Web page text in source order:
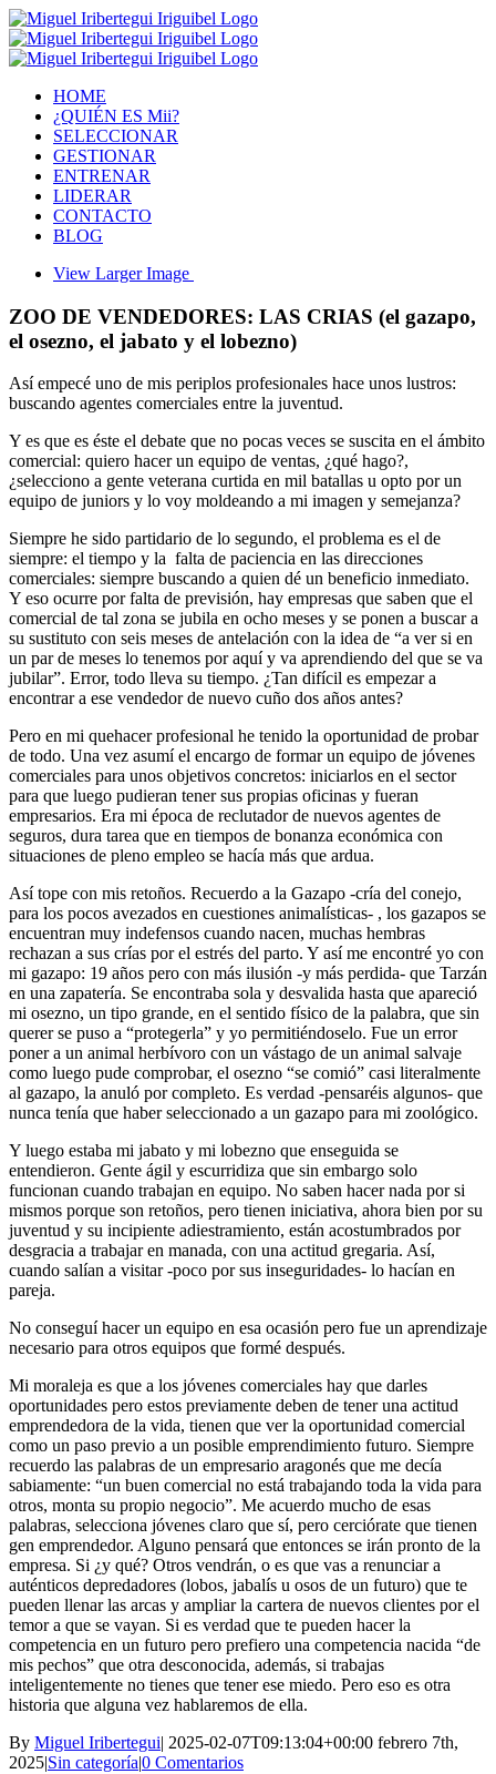
HOME
¿QUIÉN ES Mii?
SELECCIONAR
GESTIONAR
ENTRENAR
LIDERAR
CONTACTO
BLOG
View Larger Image
ZOO DE VENDEDORES: LAS CRIAS (el gazapo,
el osezno, el jabato y el lobezno)
Así empecé uno de mis periplos profesionales hace unos lustros:
buscando agentes comerciales entre la juventud.
Y es que es éste el debate que no pocas veces se suscita en el ámbito
comercial: quiero hacer un equipo de ventas, ¿qué hago?,
¿selecciono a gente veterana curtida en mil batallas u opto por un
equipo de juniors y lo voy moldeando a mi imagen y semejanza?
Siempre he sido partidario de lo segundo, el problema es el de
siempre: el tiempo y la falta de paciencia en las direcciones
comerciales: siempre buscando a quien dé un beneficio inmediato.
Y eso ocurre por falta de previsión, hay empresas que saben que el
comercial de tal zona se jubila en ocho meses y se ponen a buscar a
su sustituto con seis meses de antelación con la idea de “a ver si en
un par de meses lo tenemos por aquí y va aprendiendo del que se va
jubilar”. Error, todo lleva su tiempo. ¿Tan difícil es empezar a
encontrar a ese vendedor de nuevo cuño dos años antes?
Pero en mi quehacer profesional he tenido la oportunidad de probar
de todo. Una vez asumí el encargo de formar un equipo de jóvenes
comerciales para unos objetivos concretos: iniciarlos en el sector
para que luego pudieran tener sus propias oficinas y fueran
empresarios. Era mi época de reclutador de nuevos agentes de
seguros, dura tarea que en tiempos de bonanza económica con
situaciones de pleno empleo se hacía más que ardua.
Así tope con mis retoños. Recuerdo a la Gazapo -cría del conejo,
para los pocos avezados en cuestiones animalísticas- , los gazapos se
encuentran muy indefensos cuando nacen, muchas hembras
rechazan a sus crías por el estrés del parto. Y así me encontré yo con
mi gazapo: 19 años pero con más ilusión -y más perdida- que Tarzán
en una zapatería. Se encontraba sola y desvalida hasta que apareció
mi osezno, un tipo grande, en el sentido físico de la palabra, que sin
querer se puso a “protegerla” y yo permitiéndoselo. Fue un error
poner a un animal herbívoro con un vástago de un animal salvaje
como luego pude comprobar, el osezno “se comió” casi literalmente
al gazapo, la anuló por completo. Es verdad -pensaréis algunos- que
nunca tenía que haber seleccionado a un gazapo para mi zoológico.
Y luego estaba mi jabato y mi lobezno que enseguida se
entendieron. Gente ágil y escurridiza que sin embargo solo
funcionan cuando trabajan en equipo. No saben hacer nada por si
mismos porque son retoños, pero tienen iniciativa, ahora bien por su
juventud y su incipiente adiestramiento, están acostumbrados por
desgracia a trabajar en manada, con una actitud gregaria. Así,
cuando salían a visitar -poco por sus inseguridades- lo hacían en
pareja.
No conseguí hacer un equipo en esa ocasión pero fue un aprendizaje
necesario para otros equipos que formé después.
Mi moraleja es que a los jóvenes comerciales hay que darles
oportunidades pero estos previamente deben de tener una actitud
emprendedora de la vida, tienen que ver la oportunidad comercial
como un paso previo a un posible emprendimiento futuro. Siempre
recuerdo las palabras de un empresario aragonés que me decía
sabiamente: “un buen comercial no está trabajando toda la vida para
otros, monta su propio negocio”. Me acuerdo mucho de esas
palabras, selecciona jóvenes claro que sí, pero cerciórate que tienen
gen emprendedor. Alguno pensará que entonces se irán pronto de la
empresa. Si ¿y qué? Otros vendrán, o es que vas a renunciar a
auténticos depredadores (lobos, jabalís u osos de un futuro) que te
pueden llenar las arcas y ampliar la cartera de nuevos clientes por el
temor a que se vayan. Si es verdad que te pueden hacer la
competencia en un futuro pero prefiero una competencia nacida “de
mis pechos” que otra desconocida, además, si trabajas
inteligentemente no tienes que tener ese miedo. Pero eso es otra
historia que alguna vez hablaremos de ella.
By Miguel Iribertegui| 2025-02-07T09:13:04+00:00 febrero 7th,
2025|Sin categoría|0 Comentarios